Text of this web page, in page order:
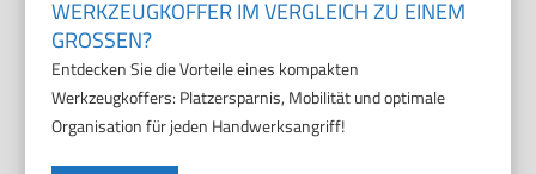
WERKZEUGKOFFER IM VERGLEICH ZU EINEM
GROSSEN?
Entdecken Sie die Vorteile eines kompakten
Werkzeugkoffers: Platzersparnis, Mobilität und optimale
Organisation für jeden Handwerksangriff!